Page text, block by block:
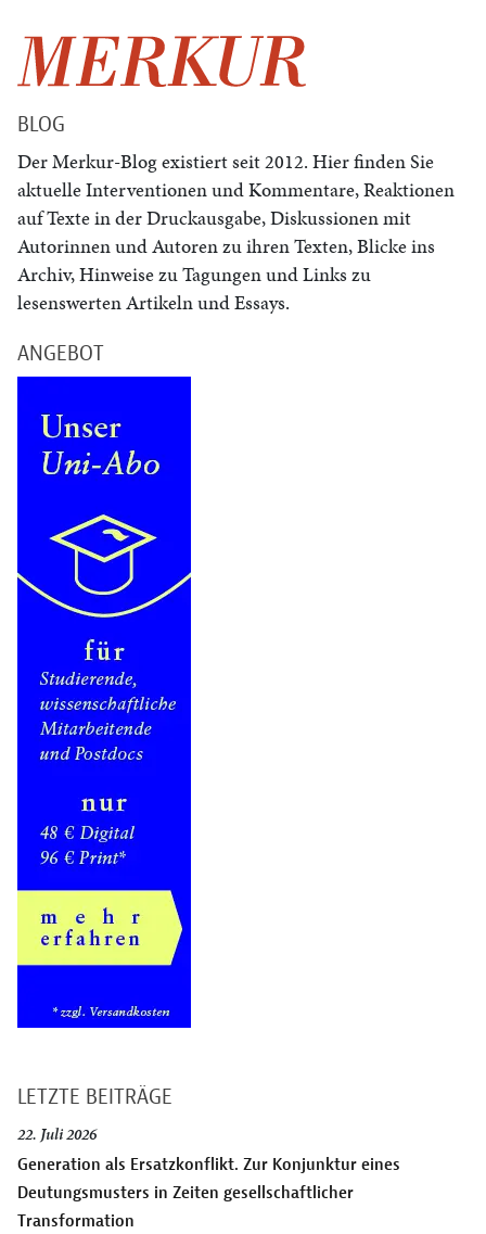
BLOG
Der Merkur-Blog existiert seit 2012. Hier finden Sie
aktuelle Interventionen und Kommentare, Reaktionen
auf Texte in der Druckausgabe, Diskussionen mit
Autorinnen und Autoren zu ihren Texten, Blicke ins
Archiv, Hinweise zu Tagungen und Links zu
lesenswerten Artikeln und Essays.
ANGEBOT
LETZTE BEITRÄGE
22. Juli 2026
Generation als Ersatzkonflikt. Zur Konjunktur eines
Deutungsmusters in Zeiten gesellschaftlicher
Transformation